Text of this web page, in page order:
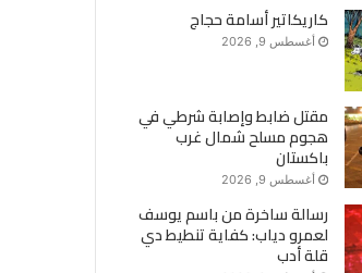
كاريكاتير أسامة حجاج
أغسطس 9, 2026
مقتل ضابط وإصابة شرطي في
هجوم مسلح شمال غرب
باكستان
أغسطس 9, 2026
رسالة ساخرة من باسم يوسف
لعمرو دياب: كفاية تنطيط دي
قلة أدب